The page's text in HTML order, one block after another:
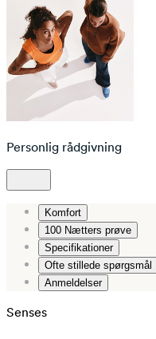
Personlig rådgivning
Komfort
100 Nætters prøve
Specifikationer
Ofte stillede spørgsmål
Anmeldelser
Senses